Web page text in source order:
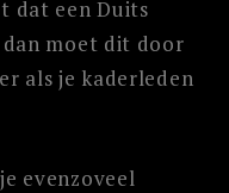
dat een Duits
moet dit door
als je kaderleden
evenzoveel